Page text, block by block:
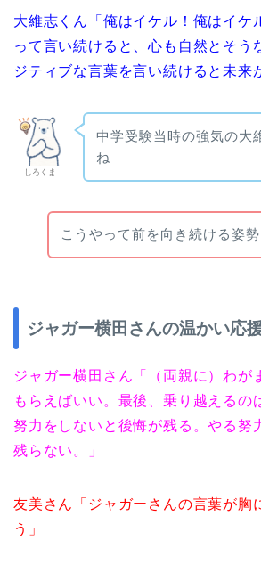
大維志くん「俺はイケル！俺はイケ
って言い続けると、心も自然とそう
ジティブな言葉を言い続けると未来
しろくま
中学受験当時の強気の大
ね
こうやって前を向き続ける姿
ジャガー横田さんの温かい応
ジャガー横田さん「（両親に）わが
もらえばいい。最後、乗り越えるの
努力をしないと後悔が残る。やる努
残らない。」
友美さん「ジャガーさんの言葉が胸
う」